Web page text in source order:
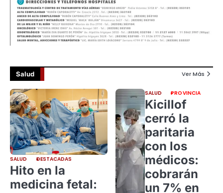
Salud Ver Más
SALUD DESTACADAS
Hito en la
medicina fetal:
SALUD PROVINCIA
Kicillof
cerró la
paritaria
con los
médicos:
cobrarán
un 7% en